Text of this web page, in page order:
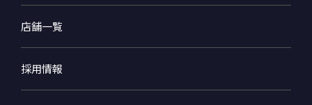
店舗一覧
採用情報